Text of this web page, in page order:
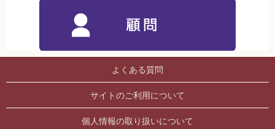
よくある質問
サイトのご利用について
個人情報の取り扱いについて